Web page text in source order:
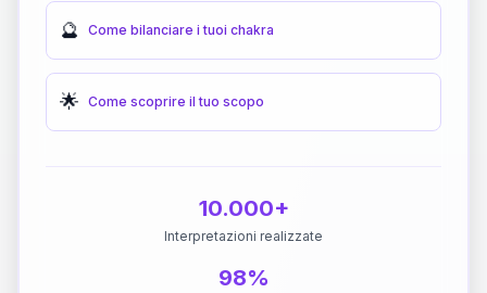
🔮 Come bilanciare i tuoi chakra
🌟 Come scoprire il tuo scopo
10.000+
Interpretazioni realizzate
98%